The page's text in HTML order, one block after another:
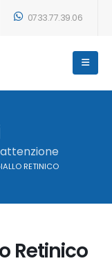
0733.77.39.06
RETINICO
Retinico